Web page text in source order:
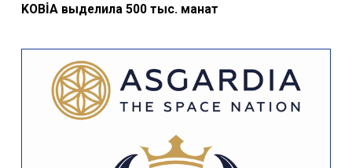
KOBİA выделила 500 тыс. манат